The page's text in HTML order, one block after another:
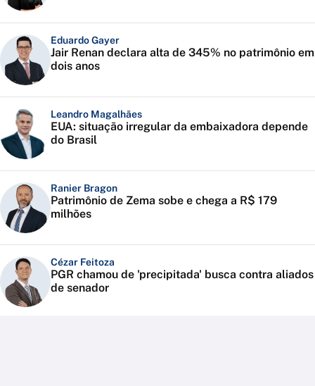
Eduardo Gayer
Jair Renan declara alta de 345% no patrimônio em
dois anos
Leandro Magalhães
EUA: situação irregular da embaixadora depende
do Brasil
Ranier Bragon
Patrimônio de Zema sobe e chega a R$ 179
milhões
Cézar Feitoza
PGR chamou de 'precipitada' busca contra aliados
de senador